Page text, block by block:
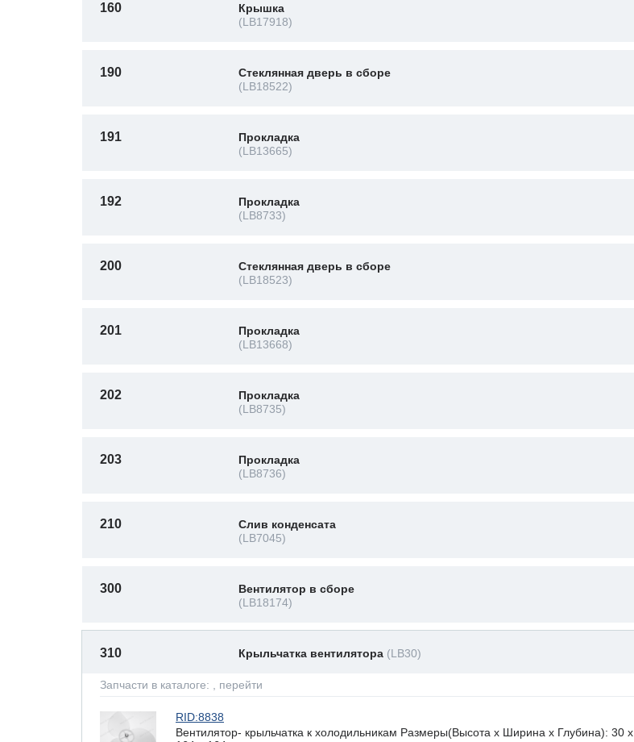
160
Крышка
(LB17918)
190
Стеклянная дверь в сборе
(LB18522)
191
Прокладка
(LB13665)
192
Прокладка
(LB8733)
200
Стеклянная дверь в сборе
(LB18523)
201
Прокладка
(LB13668)
202
Прокладка
(LB8735)
203
Прокладка
(LB8736)
210
Слив конденсата
(LB7045)
300
Вентилятор в сборе
(LB18174)
310 Крыльчатка вентилятора (LB30)
Запчасти в каталоге: , перейти
RID:8838
Вентилятор- крыльчатка к холодильникам Размеры(Высота х Ширина х Глубина): 30 x